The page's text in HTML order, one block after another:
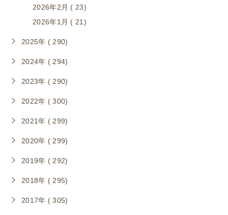
2026年2月 ( 23)
2026年1月 ( 21)
2025年 ( 290)
2024年 ( 294)
2023年 ( 290)
2022年 ( 300)
2021年 ( 299)
2020年 ( 299)
2019年 ( 292)
2018年 ( 295)
2017年 ( 305)